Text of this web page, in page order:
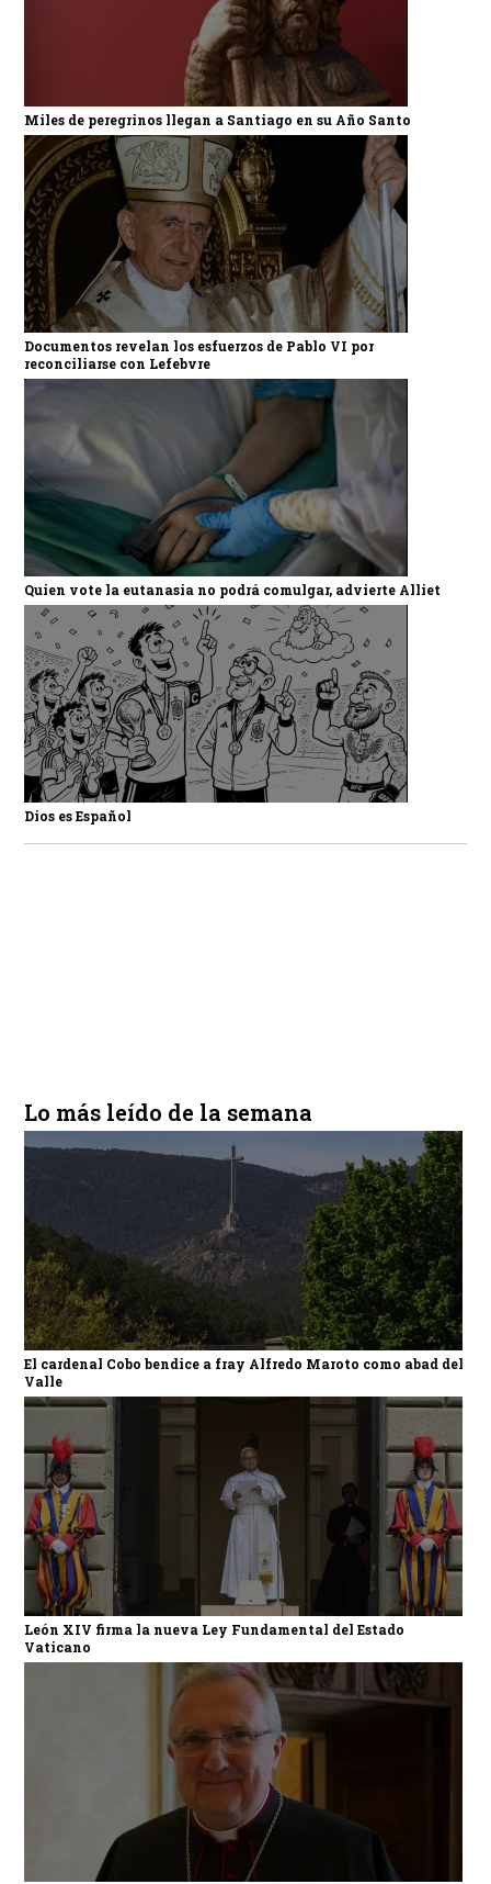
Miles de peregrinos llegan a Santiago en su Año Santo
Documentos revelan los esfuerzos de Pablo VI por
reconciliarse con Lefebvre
Quien vote la eutanasia no podrá comulgar, advierte Alliet
Dios es Español
Lo más leído de la semana
El cardenal Cobo bendice a fray Alfredo Maroto como abad del
Valle
León XIV firma la nueva Ley Fundamental del Estado
Vaticano